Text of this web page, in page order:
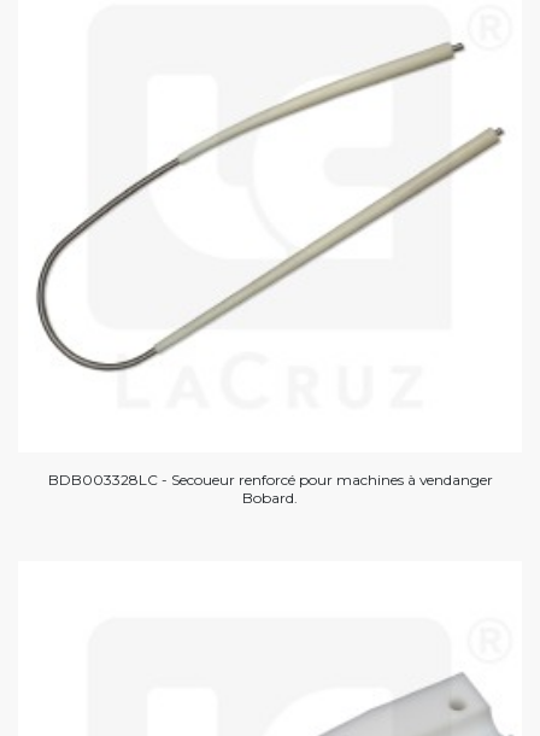
BDB003328LC - Secoueur renforcé pour machines à vendanger
Bobard.